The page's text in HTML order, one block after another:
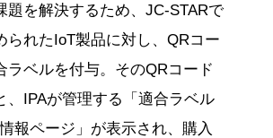
を解決するため、JC-STARで
られたIoT製品に対し、QRコー
ラベルを付与。そのQRコード
、IPAが管理する「適合ラベル
報ページ」が表示され、購入